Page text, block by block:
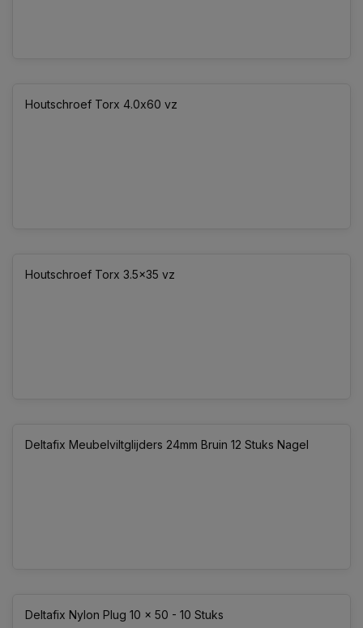
Houtschroef Torx 4.0x60 vz
Houtschroef Torx 3.5x35 vz
Deltafix Meubelviltglijders 24mm Bruin 12 Stuks Nagel
Deltafix Nylon Plug 10 x 50 - 10 Stuks